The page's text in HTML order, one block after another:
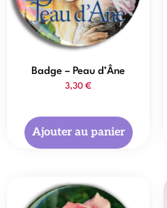
Badge – Peau d’Âne
3,30 €
Ajouter au panier